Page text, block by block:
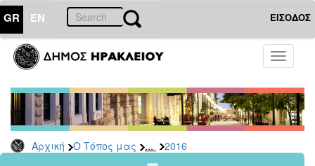
GR EN ΕΙΣΟΔΟΣ
Toggle
Αρχική Ο Τόπος μας ... 2016
ΤΟΠΟΣ
ΜΑΣ
Ανακοινώσεις
Αρχείο
2026